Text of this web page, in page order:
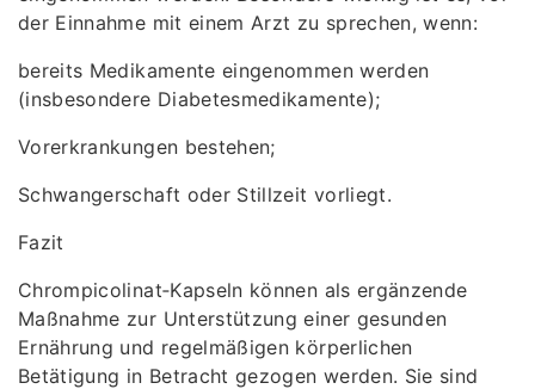
der Einnahme mit einem Arzt zu sprechen, wenn:
bereits Medikamente eingenommen werden
(insbesondere Diabetesmedikamente);
Vorerkrankungen bestehen;
Schwangerschaft oder Stillzeit vorliegt.
Fazit
Chrompicolinat‑Kapseln können als ergänzende
Maßnahme zur Unterstützung einer gesunden
Ernährung und regelmäßigen körperlichen
Betätigung in Betracht gezogen werden. Sie sind